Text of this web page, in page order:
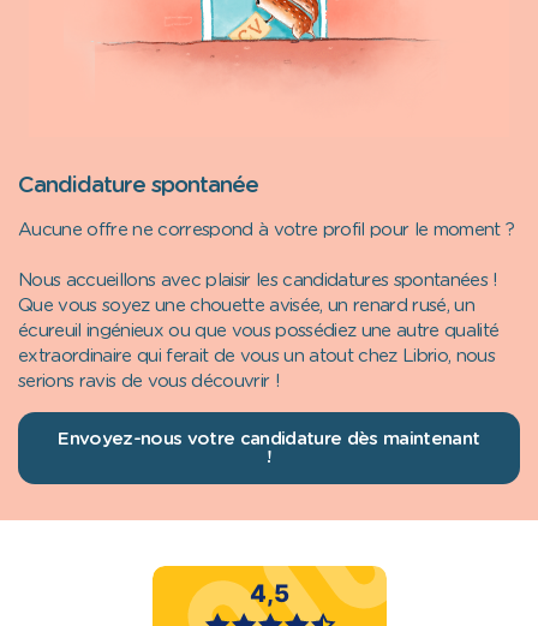
Candidature spontanée
Aucune offre ne correspond à votre profil pour le moment ?
Nous accueillons avec plaisir les candidatures spontanées !
Que vous soyez une chouette avisée, un renard rusé, un
écureuil ingénieux ou que vous possédiez une autre qualité
extraordinaire qui ferait de vous un atout chez Librio, nous
serions ravis de vous découvrir !
Envoyez-nous votre candidature dès maintenant
!